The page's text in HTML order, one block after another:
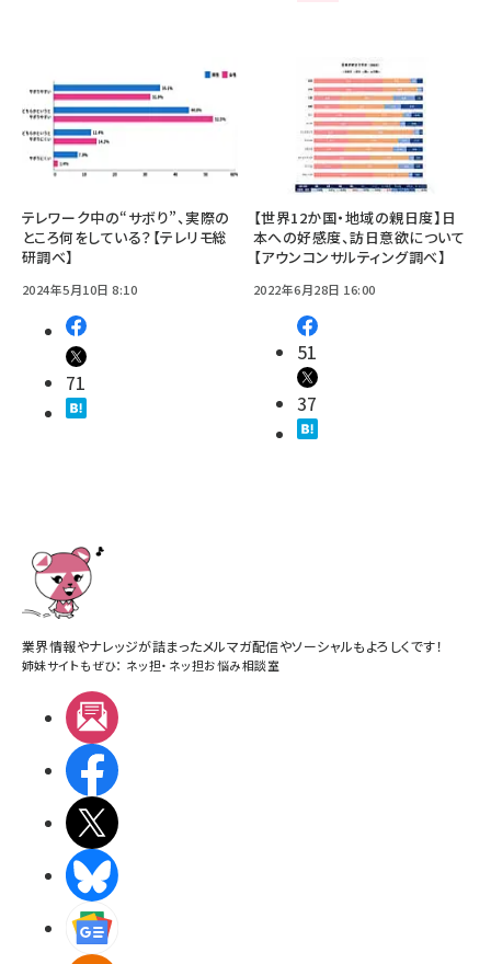
テレワーク中の“サボり”、実際の
ところ何をしている？【テレリモ総
研調べ】
2024年5月10日 8:10
71
【世界12か国・地域の親日度】日
本への好感度、訪日意欲について
【アウンコンサルティング調べ】
2022年6月28日 16:00
51
37
業界情報やナレッジが詰まったメルマガ配信やソーシャルもよろしくです！
姉妹サイトもぜひ： ネッ担・ ネッ担お悩み相談室